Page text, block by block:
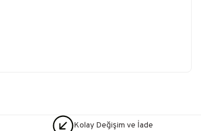
Kolay Değişim ve İade